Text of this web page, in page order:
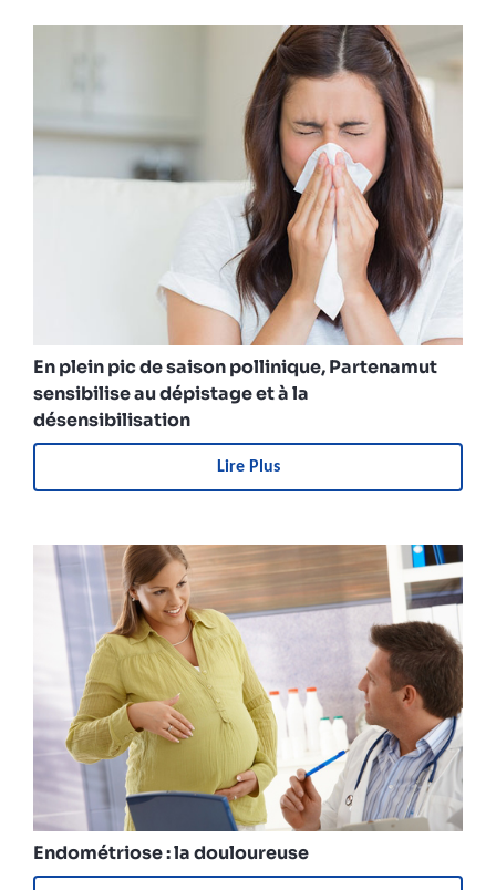
En plein pic de saison pollinique, Partenamut
sensibilise au dépistage et à la
désensibilisation
Lire Plus
Endométriose : la douloureuse